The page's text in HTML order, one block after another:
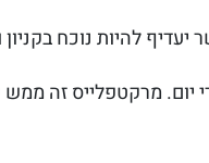
להיות נוכח
מרקטפלייס זה ממש